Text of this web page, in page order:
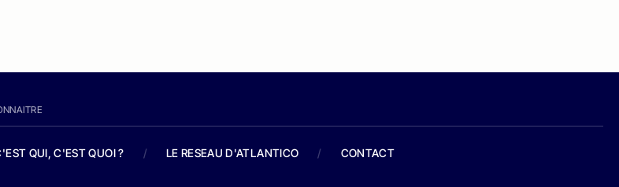
QUI, C'EST QUOI ? / LE RESEAU D'ATLANTICO / CONTACT